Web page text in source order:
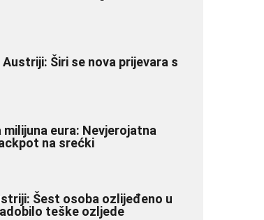
Širi se nova prijevara s
eura: Nevjerojatna
na srećki
Šest osoba ozlijeđeno u
teške ozljede